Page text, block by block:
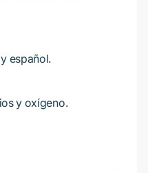
español.
y oxígeno.